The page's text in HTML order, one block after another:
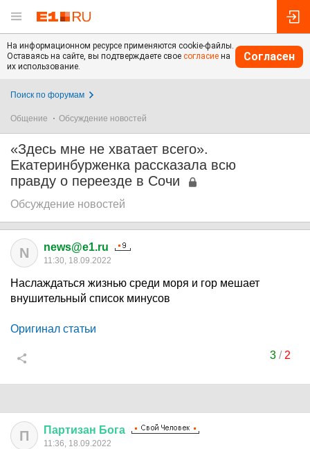
На информационном ресурсе применяются cookie-файлы.
Оставаясь на сайте, вы подтверждаете свое согласие на
их использование.
Согласен
Поиск по форумам
Общение Обсуждение новостей
«Здесь мне не хватает всего».
Екатеринбурженка рассказала всю
правду о переезде в Сочи
Обсуждение новостей
N news@e1.ru
11:30, 18.09.2022
Наслаждаться жизнью среди моря и гор мешает
внушительный список минусов
Оригинал статьи
3/ 2
П Партизан Бога
11:36, 18.09.2022